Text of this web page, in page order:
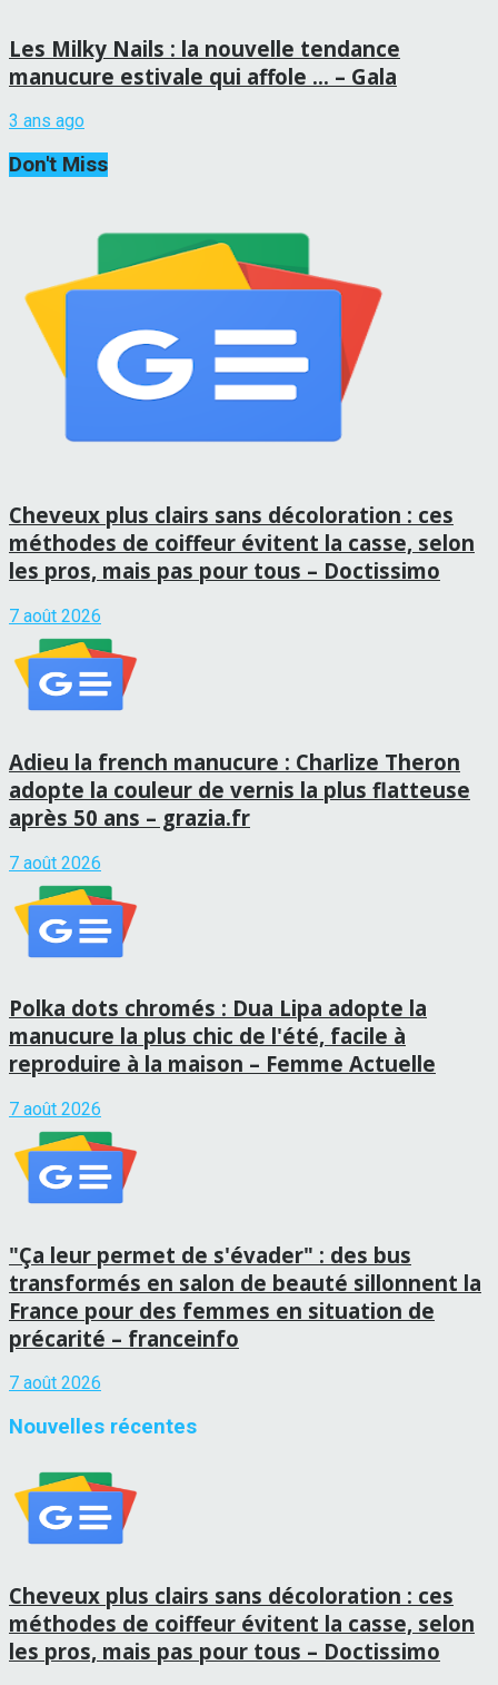
Les Milky Nails : la nouvelle tendance
manucure estivale qui affole … – Gala
3 ans ago
Don't Miss
Cheveux plus clairs sans décoloration : ces
méthodes de coiffeur évitent la casse, selon
les pros, mais pas pour tous – Doctissimo
7 août 2026
Adieu la french manucure : Charlize Theron
adopte la couleur de vernis la plus flatteuse
après 50 ans – grazia.fr
7 août 2026
Polka dots chromés : Dua Lipa adopte la
manucure la plus chic de l'été, facile à
reproduire à la maison – Femme Actuelle
7 août 2026
"Ça leur permet de s'évader" : des bus
transformés en salon de beauté sillonnent la
France pour des femmes en situation de
précarité – franceinfo
7 août 2026
Nouvelles récentes
Cheveux plus clairs sans décoloration : ces
méthodes de coiffeur évitent la casse, selon
les pros, mais pas pour tous – Doctissimo